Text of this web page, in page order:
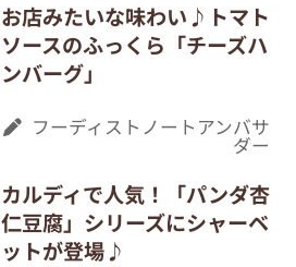
お店みたいな味わい♪トマト
ソースのふっくら「チーズハ
ンバーグ」
フーディストノートアンバサ
ダー
カルディで人気！「パンダ杏
仁豆腐」シリーズにシャーベ
ットが登場♪